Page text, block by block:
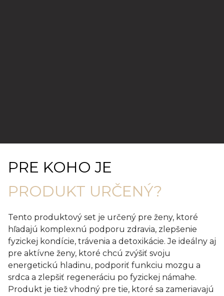
PRE KOHO JE
PRODUKT URČENÝ?
Tento produktový set je určený pre ženy, ktoré
hľadajú komplexnú podporu zdravia, zlepšenie
fyzickej kondície, trávenia a detoxikácie. Je ideálny aj
pre aktívne ženy, ktoré chcú zvýšiť svoju
energetickú hladinu, podporiť funkciu mozgu a
srdca a zlepšiť regeneráciu po fyzickej námahe.
Produkt je tiež vhodný pre tie, ktoré sa zameriavajú